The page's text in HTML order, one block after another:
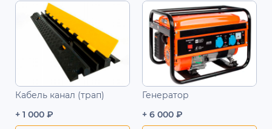
Кабель канал (трап)
+ 1 000 ₽
Генератор
+ 6 000 ₽